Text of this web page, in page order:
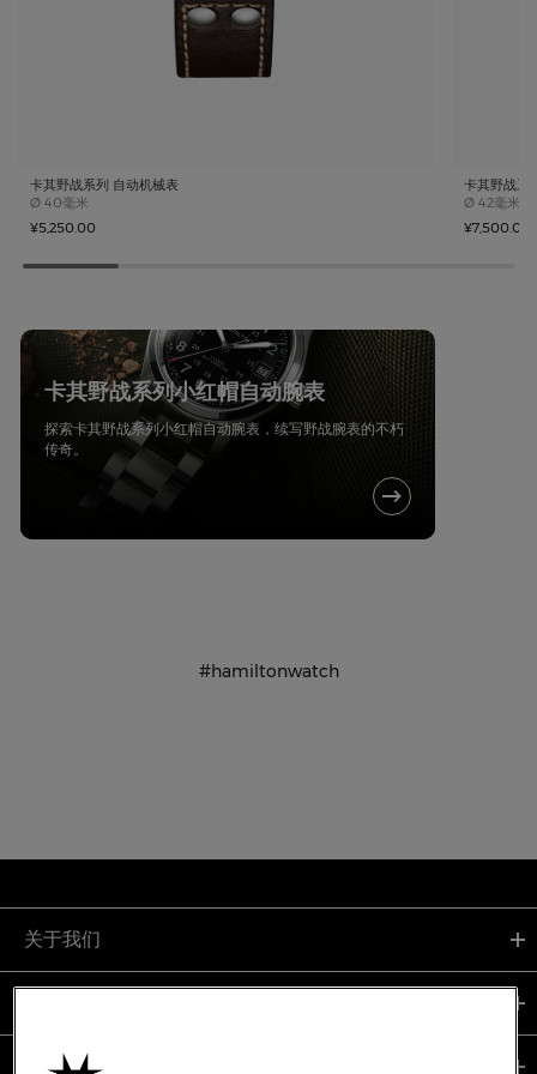
卡其野战系列 自动机械表
Ø Case size
40毫米
¥5,250.00
卡其野战系
Ø Case size
42毫米
¥7,500.00
卡其野战系列小红帽自动腕表
探索卡其野战系列小红帽自动腕表，续写野战腕表的不朽
传奇。
#hamiltonwatch
关于我们
使用条款